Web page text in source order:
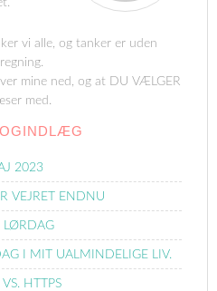
vi alle, og tanker er uden
mine ned, og at DU VÆLGER
med.
2023
VEJRET ENDNU
LØRDAG
I MIT UALMINDELIGE LIV.
HTTPS